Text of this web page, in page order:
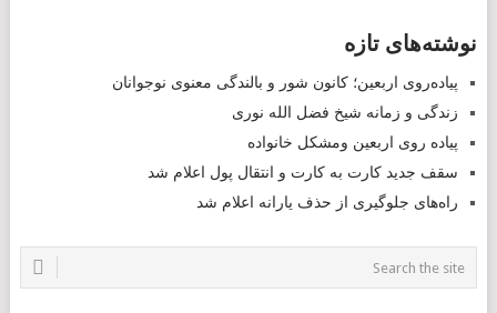
نوشته‌های تازه
پیاده‌روی اربعین؛ کانون شور و بالندگی معنوی نوجوانان
زندگی و زمانه شیخ فضل الله نوری
پیاده روی اربعین ومشکل خانواده
سقف جدید کارت به کارت و انتقال پول اعلام شد
راه‌های جلوگیری از حذف یارانه اعلام شد